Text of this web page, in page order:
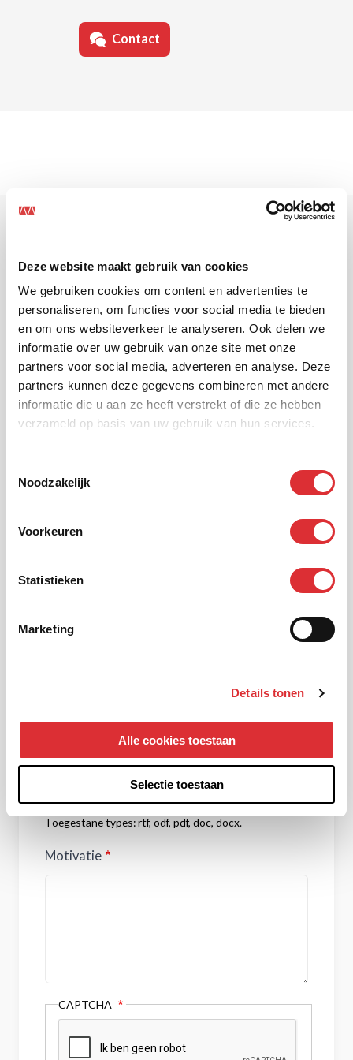
Deze website maakt gebruik van cookies
We gebruiken cookies om content en advertenties te
personaliseren, om functies voor social media te bieden
en om ons websiteverkeer te analyseren. Ook delen we
informatie over uw gebruik van onze site met onze
partners voor social media, adverteren en analyse. Deze
partners kunnen deze gegevens combineren met andere
informatie die u aan ze heeft verstrekt of die ze hebben
verzameld op basis van uw gebruik van hun services.
Noodzakelijk
Voorkeuren
Statistieken
Marketing
Details tonen
Alle cookies toestaan
Selectie toestaan
Contact
Overtuigd? Solliciteer
dan direct!
Voornaam
E-mail
Slechts één bestand.
2 MB limiet.
Toegestane types: rtf, odf, pdf, doc, docx.
Motivatie
CAPTCHA